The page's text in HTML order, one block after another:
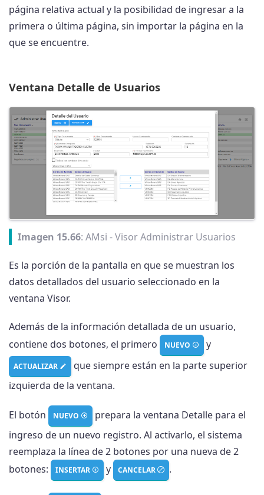
página relativa actual y la posibilidad de ingresar a la
primera o última página, sin importar la página en la
que se encuentre.
Ventana Detalle de Usuarios
Imagen 15.66: AMsi - Visor Administrar Usuarios
Es la porción de la pantalla en que se muestran los
datos detallados del usuario seleccionado en la
ventana Visor.
Además de la información detallada de un usuario,
contiene dos botones, el primero
NUEVO y
ACTUALIZAR
que siempre están en la parte superior
izquierda de la ventana.
El botón NUEVO
prepara la ventana Detalle para el
ingreso de un nuevo registro. Al activarlo, el sistema
reemplaza la línea de 2 botones por una nueva de 2
botones:
INSERTAR y CANCELAR .